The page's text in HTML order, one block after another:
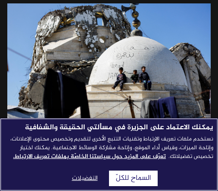
مجلة الصحافة
إصداراتنا
معارف إعلامية
شركاؤنا
للتواصل | استفسارات
أنسنة القصة؛ كيف نعيد الإنسان
إلى مركز السرد؟
يمكنك الاعتماد على الجزيرة في مسألتي الحقيقة والشفافية
نستخدم ملفات تعريف الارتباط وتقنيات التتبع الأخرى لتقديم وتخصيص محتوى الإعلانات،
وإتاحة الميزات، وقياس أداء الموقع، وإتاحة مشاركة الوسائط الاجتماعية. يمكنك اختيار
تخصيص تفضيلاتك. تعرّف على المزيد حول سياستنا الخاصّة بملفات تعريف الارتباط.
التفضيلات السماح للكلّ